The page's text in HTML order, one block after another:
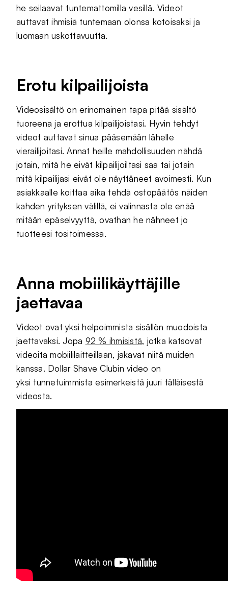
he seilaavat tuntemattomilla vesillä. Videot
auttavat ihmisiä tuntemaan olonsa kotoisaksi ja
luomaan uskottavuutta.
Erotu kilpailijoista
Videosisältö on erinomainen tapa pitää sisältö
tuoreena ja erottua kilpailijoistasi. Hyvin tehdyt
videot auttavat sinua pääsemään lähelle
vierailijoitasi. Annat heille mahdollisuuden nähdä
jotain, mitä he eivät kilpailijoiltasi saa tai jotain
mitä kilpailijasi eivät ole näyttäneet avoimesti. Kun
asiakkaalle koittaa aika tehdä ostopäätös näiden
kahden yrityksen välillä, ei valinnasta ole enää
mitään epäselvyyttä, ovathan he nähneet jo
tuotteesi tositoimessa.
Anna mobiilikäyttäjille
jaettavaa
Videot ovat yksi helpoimmista sisällön muodoista
jaettavaksi. Jopa 92 % ihmisistä, jotka katsovat
videoita mobiililaitteillaan, jakavat niitä muiden
kanssa. Dollar Shave Clubin video on
yksi tunnetuimmista esimerkeistä juuri tälläisestä
videosta.